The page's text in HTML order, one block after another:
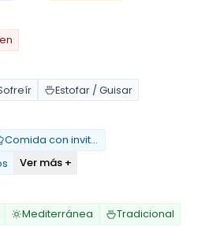
Estofar / Guisar
Comida con invitados
Ver más +
Mediterránea Tradicional